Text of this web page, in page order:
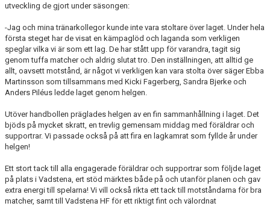
utveckling de gjort under säsongen:
-Jag och mina tränarkollegor kunde inte vara stoltare över laget. Under hela
första steget har de visat en kämpaglöd och laganda som verkligen
speglar vilka vi är som ett lag. De har stått upp för varandra, tagit sig
genom tuffa matcher och aldrig slutat tro. Den inställningen, att alltid ge
allt, oavsett motstånd, är något vi verkligen kan vara stolta över säger Ebba
Martinsson som tillsammans med Kicki Fagerberg, Sandra Bjerke och
Anders Piléus ledde laget genom helgen.
Utöver handbollen präglades helgen av en fin sammanhållning i laget. Det
bjöds på mycket skratt, en trevlig gemensam middag med föräldrar och
supportrar. Vi passade också på att fira en lagkamrat som fyllde år under
helgen!
Ett stort tack till alla engagerade föräldrar och supportrar som följde laget
på plats i Vadstena, ert stöd märktes både på och utanför planen och gav
extra energi till spelarna! Vi vill också rikta ett tack till motståndarna för bra
matcher, samt till Vadstena HF för ett riktigt fint och välordnat